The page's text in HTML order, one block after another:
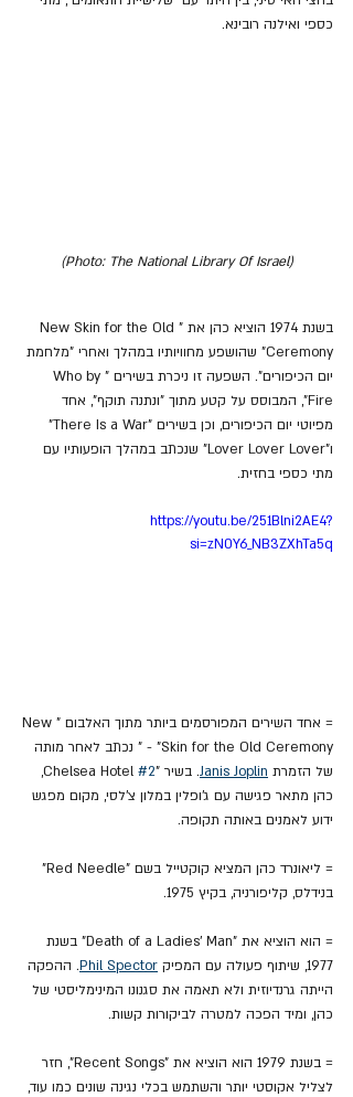
כספי ואילנה רובינא.
(Photo: The National Library Of Israel)
בשנת 1974 הוציא כהן את "New Skin for the Old
Ceremony" שהושפע מחוויותיו במהלך ואחרי "מלחמת
יום הכיפורים". השפעה זו ניכרת בשירים "Who by
Fire", המבוסס על קטע מתוך "ונתנה תוקף", אחד
מפיוטי יום הכיפורים, וכן בשירים "There Is a War"
ו"Lover Lover Lover" שנכתב במהלך הופעותיו עם
מתי כספי בחזית.
https://youtu.be/251Blni2AE4?
si=zN0Y6_NB3ZXhTa5q
= אחד השירים המפורסמים ביותר מתוך האלבום "New
Skin for the Old Ceremony" - " נכתב לאחר מותה
של הזמרת Janis Joplin. בשיר "Chelsea Hotel #2
,
כהן מתאר פגישה עם ג'ופלין במלון צ'לסי, מקום מפגש
ידוע לאמנים באותה תקופה.
= ליאונרד כהן המציא קוקטייל בשם "Red Needle"
בנידלס, קליפורניה, בקיץ 1975.
= הוא הוציא את "Death of a Ladies' Man" בשנת
1977, שיתוף פעולה עם המפיק
Phil Spector. ההפקה
הייתה גרנדיוזית ולא תאמה את סגנונו המינימליסטי של
כהן, ומיד הפכה למטרה לביקורות קשות.
= בשנת 1979 הוא הוציא את "Recent Songs", חזר
לצליל אקוסטי יותר והשתמש בכלי נגינה שונים כמו עוד,